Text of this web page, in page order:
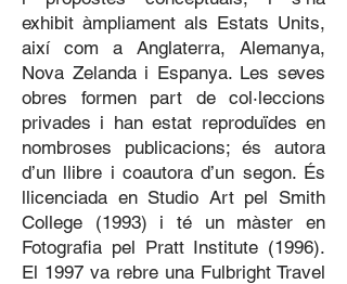
exhibit àmpliament als Estats Units,
així com a Anglaterra, Alemanya,
Nova Zelanda i Espanya. Les seves
obres formen part de col·leccions
privades i han estat reproduïdes en
nombroses publicacions; és autora
d’un llibre i coautora d’un segon. És
llicenciada en Studio Art pel Smith
College (1993) i té un màster en
Fotografia pel Pratt Institute (1996).
El 1997 va rebre una Fulbright Travel